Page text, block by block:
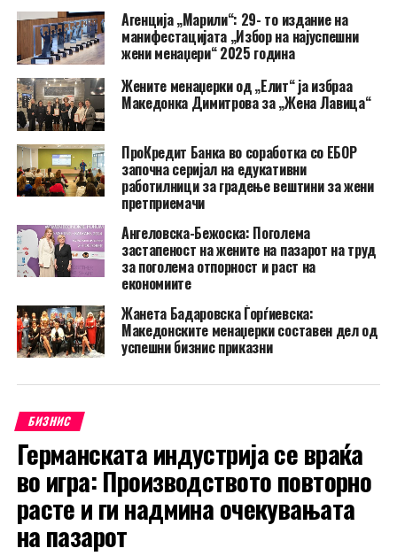
Агенција „Марили“: 29- то издание на
манифестацијата „Избор на најуспешни
жени менаџери“ 2025 година
Жените менаџерки од „Елит“ ја избраа
Македонка Димитрова за „Жена Лавица“
ПроКредит Банка во соработка со ЕБОР
започна серијал на едукативни
работилници за градење вештини за жени
претприемачи
Ангеловска-Бежоска: Поголема
застапеност на жените на пазарот на труд
за поголема отпорност и раст на
економиите
Жанета Бадаровска Ѓорѓиевска:
Македонските менаџерки составен дел од
успешни бизнис приказни
БИЗНИС
Германската индустрија се враќа
во игра: Производството повторно
расте и ги надмина очекувањата
на пазарот